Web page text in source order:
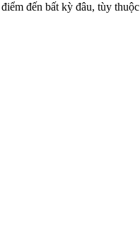
đến bất kỳ đâu, tùy